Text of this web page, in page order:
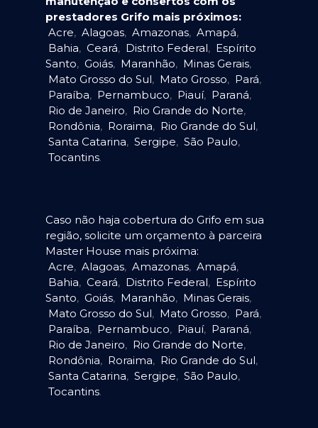
prestadores Grifo mais próximos:
Acre, Alagoas, Amazonas, Amapá,
Bahia, Ceará, Distrito Federal, Espírito
Santo, Goiás, Maranhão, Minas Gerais,
Mato Grosso do Sul, Mato Grosso, Pará,
Paraíba, Pernambuco, Piauí, Paraná,
Rio de Janeiro, Rio Grande do Norte,
Rondônia, Roraima, Rio Grande do Sul,
Santa Catarina, Sergipe, São Paulo,
Tocantins.
Caso não haja cobertura do Grifo em sua
região, solicite um orçamento à parceira
Master House mais próxima:
Acre, Alagoas, Amazonas, Amapá,
Bahia, Ceará, Distrito Federal, Espírito
Santo, Goiás, Maranhão, Minas Gerais,
Mato Grosso do Sul, Mato Grosso, Pará,
Paraíba, Pernambuco, Piauí, Paraná,
Rio de Janeiro, Rio Grande do Norte,
Rondônia, Roraima, Rio Grande do Sul,
Santa Catarina, Sergipe, São Paulo,
Tocantins.